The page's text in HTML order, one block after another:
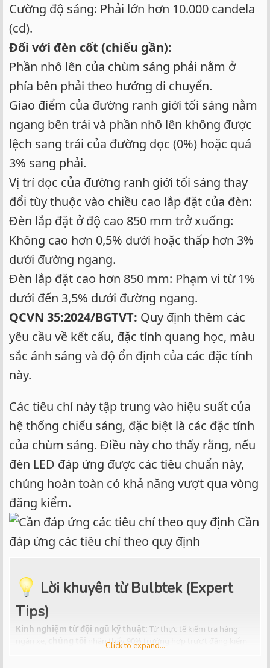
Cường độ sáng: Phải lớn hơn 10.000 candela
(cd).
Đối với đèn cốt (chiếu gần):
Phần nhô lên của chùm sáng phải nằm ở
phía bên phải theo hướng di chuyển.
Giao điểm của đường ranh giới tối sáng nằm
ngang bên trái và phần nhô lên không được
lệch sang trái của đường dọc (0%) hoặc quá
3% sang phải.
Vị trí dọc của đường ranh giới tối sáng thay
đổi tùy thuộc vào chiều cao lắp đặt của đèn:
Đèn lắp đặt ở độ cao 850 mm trở xuống:
Không cao hơn 0,5% dưới hoặc thấp hơn 3%
dưới đường ngang.
Đèn lắp đặt cao hơn 850 mm: Phạm vi từ 1%
dưới đến 3,5% dưới đường ngang.
QCVN 35:2024/BGTVT: Quy định thêm các
yêu cầu về kết cấu, đặc tính quang học, màu
sắc ánh sáng và độ ổn định của các đặc tính
này.
Các tiêu chí này tập trung vào hiệu suất của
hệ thống chiếu sáng, đặc biệt là các đặc tính
của chùm sáng. Điều này cho thấy rằng, nếu
đèn LED đáp ứng được các tiêu chuẩn này,
chúng hoàn toàn có khả năng vượt qua vòng
đăng kiểm.
Cần
đáp ứng các tiêu chí theo quy định
Lời khuyên từ Bulbtek (Expert
Tips)
Kinh nghiệm từ đội ngũ kỹ thuật: Từ thực tế kiểm tra hàng
nhận thấy 90% trường hợp trượt đăng kiểm
khi thay bóng LED là do lỗi lệch tâm sáng.
Click to expand...